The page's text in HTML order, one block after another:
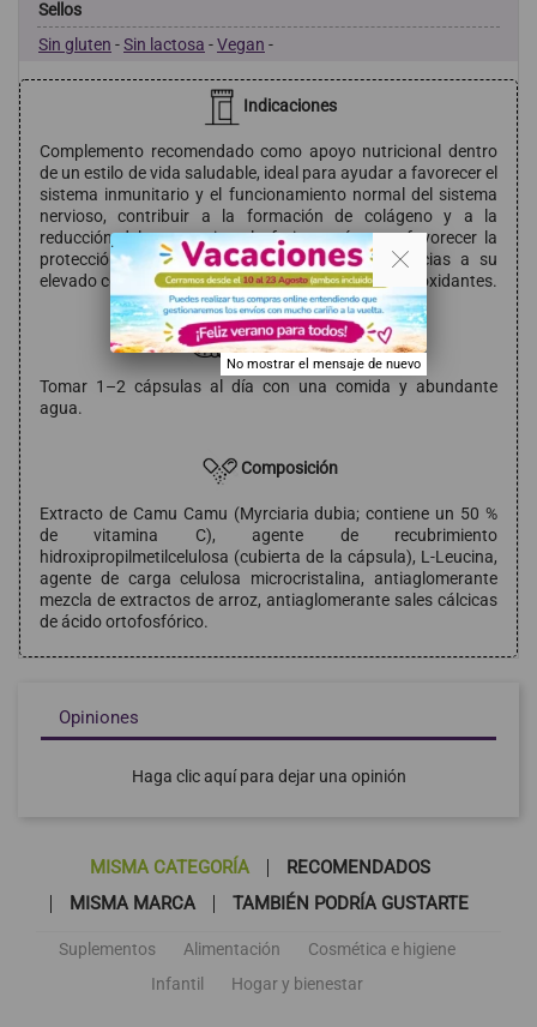
Sellos
Sin gluten -Sin lactosa -Vegan -
Indicaciones
Complemento recomendado como apoyo nutricional dentro
de un estilo de vida saludable, ideal para ayudar a favorecer el
sistema inmunitario y el funcionamiento normal del sistema
nervioso, contribuir a la formación de colágeno y a la
reducción del cansancio y la fatiga, así como favorecer la
protección celular frente al estrés oxidativo gracias a su
elevado contenido en vitamina C y compuestos antioxidantes.
Modo de empleo
Tomar 1–2 cápsulas al día con una comida y abundante
agua.
Composición
Extracto de Camu Camu (Myrciaria dubia; contiene un 50 %
de vitamina C), agente de recubrimiento
hidroxipropilmetilcelulosa (cubierta de la cápsula), L-Leucina,
agente de carga celulosa microcristalina, antiaglomerante
mezcla de extractos de arroz, antiaglomerante sales cálcicas
de ácido ortofosfórico.
Opiniones
Haga clic aquí para dejar una opinión
MISMA CATEGORÍA
RECOMENDADOS
MISMA MARCA
TAMBIÉN PODRÍA GUSTARTE
Suplementos Alimentación
Cosmética e higiene
Infantil
Hogar y bienestar
. .
No mostrar el mensaje de nuevo